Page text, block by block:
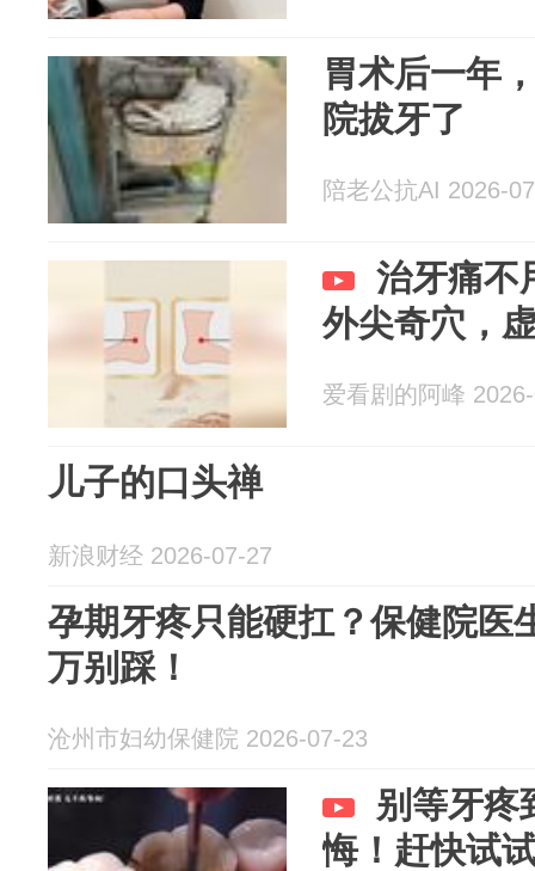
胃术后一年
院拔牙了
陪老公抗AI 2026-
治牙痛不
外尖奇穴，
爱看剧的阿峰
儿子的口头禅
新浪财经 2026-07-27
孕期牙疼只能硬扛？保健院医
万别踩！
沧州市妇幼保健院 2026-07-23
别等牙疼
悔！赶快试